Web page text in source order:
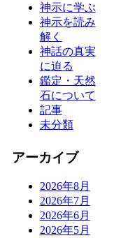
神示に学ぶ
神示を読み
解く
神話の真実
に迫る
鑑定・天然
石について
記事
未分類
アーカイブ
2026年8月
2026年7月
2026年6月
2026年5月